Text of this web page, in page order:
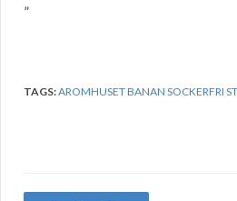
”
TAGS:AROMHUSET BANAN SOCKERFRI